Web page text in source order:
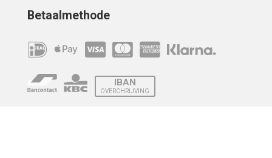
Betaalmethode
IBAN
OVERCHRIJVING